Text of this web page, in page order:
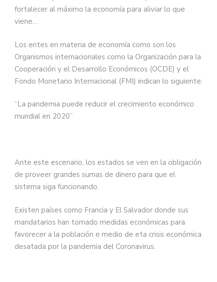
fortalecer al máximo la economía para aliviar lo que
viene…
Los entes en materia de economía como son los
Organismos internacionales como la Organización para la
Cooperación y el Desarrollo Económicos (OCDE) y el
Fondo Monetario Internacional (FMI) indican lo siguiente:
“La pandemia puede reducir el crecimiento económico
mundial en 2020”
Ante este escenario, los estados se ven en la obligación
de proveer grandes sumas de dinero para que el
sistema siga funcionando.
Existen países como Francia y El Salvador donde sus
mandatarios han tomado medidas económicas para
favorecer a la población e medio de eta crisis económica
desatada por la pandemia del Coronavirus.